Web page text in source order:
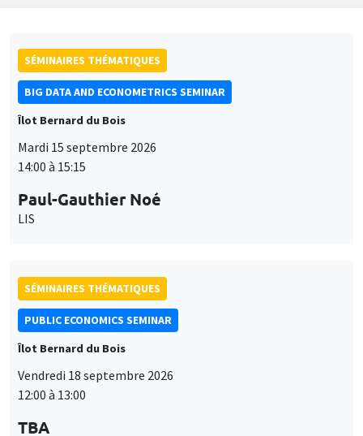
SÉMINAIRES THÉMATIQUES
BIG DATA AND ECONOMETRICS SEMINAR
Îlot Bernard du Bois
Mardi 15 septembre 2026
14:00 à 15:15
Paul-Gauthier Noé
LIS
SÉMINAIRES THÉMATIQUES
PUBLIC ECONOMICS SEMINAR
Îlot Bernard du Bois
Vendredi 18 septembre 2026
12:00 à 13:00
TBA